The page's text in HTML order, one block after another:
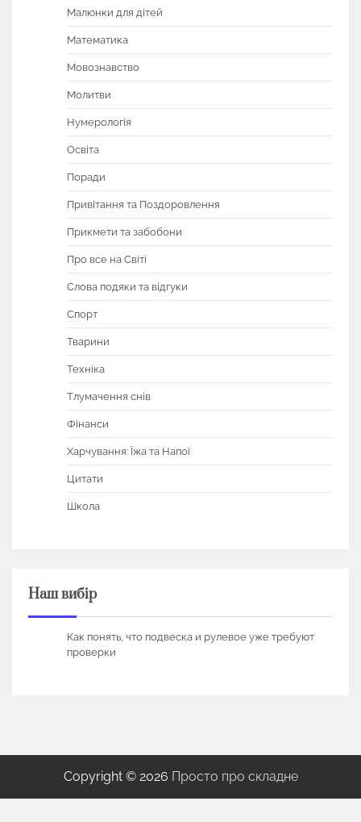
Малюнки для дітей
Математика
Мовознавство
Молитви
Нумерологія
Освіта
Поради
Привітання та Поздоровлення
Прикмети та забобони
Про все на Світі
Слова подяки та відгуки
Спорт
Тварини
Техніка
Тлумачення снів
Фінанси
Харчування: Їжа та Напої
Цитати
Школа
Наш вибір
Как понять, что подвеска и рулевое уже требуют
проверки
Copyright © 2026 Просто про складне